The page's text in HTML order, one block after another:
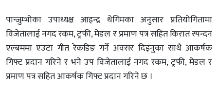
पान्जुम्भोका उपाध्यक्ष आइन्द्र थेगिमका अनुसार प्रतियोगितामा
विजेतालाई नगद रकम, ट्रफी, मेडल र प्रमाण पत्र सहित किरात स्पन्दन
एल्बममा एउटा गीत रेकडिङ गर्ने अवसर दिइनुका साथै आकर्षक
गिफ्ट प्रदान गरिने र भने उप विजेतालाई नगद रकम, ट्रफी, मेडल र
प्रमाण पत्र सहित आकर्षक गिफ्ट प्रदान गरिने छ ।